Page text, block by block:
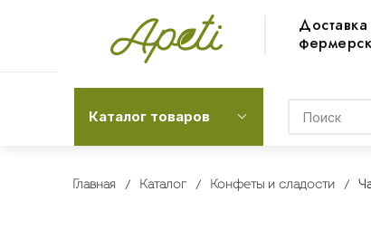
Каталог товаров
Главная Каталог Конфеты и сладости